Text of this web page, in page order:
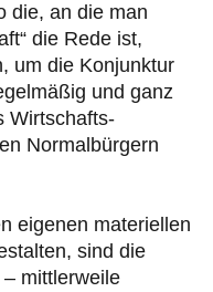
die, an die man
die Rede ist,
um die Kon­junk­tur
und ganz
Wirt­schafts­
Normalbürgern
eigenen materiellen
sind die
mittlerweile